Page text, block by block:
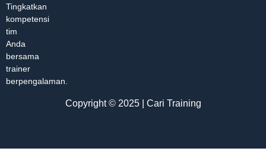
Tingkatkan
kompetensi
tim
Anda
bersama
trainer
berpengalaman.
Copyright © 2025 | Cari Training